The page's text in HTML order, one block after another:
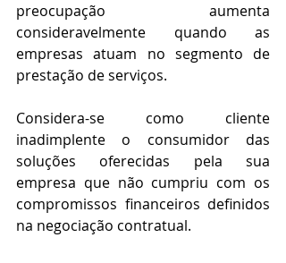
preocupação aumenta
consideravelmente quando as
empresas atuam no segmento de
prestação de serviços.
Considera-se como cliente
inadimplente o consumidor das
soluções oferecidas pela sua
empresa que não cumpriu com os
compromissos financeiros definidos
na negociação contratual.